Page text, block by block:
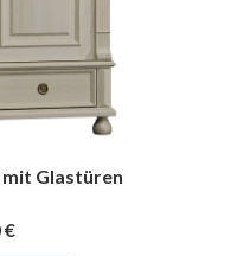
Glastüren
€